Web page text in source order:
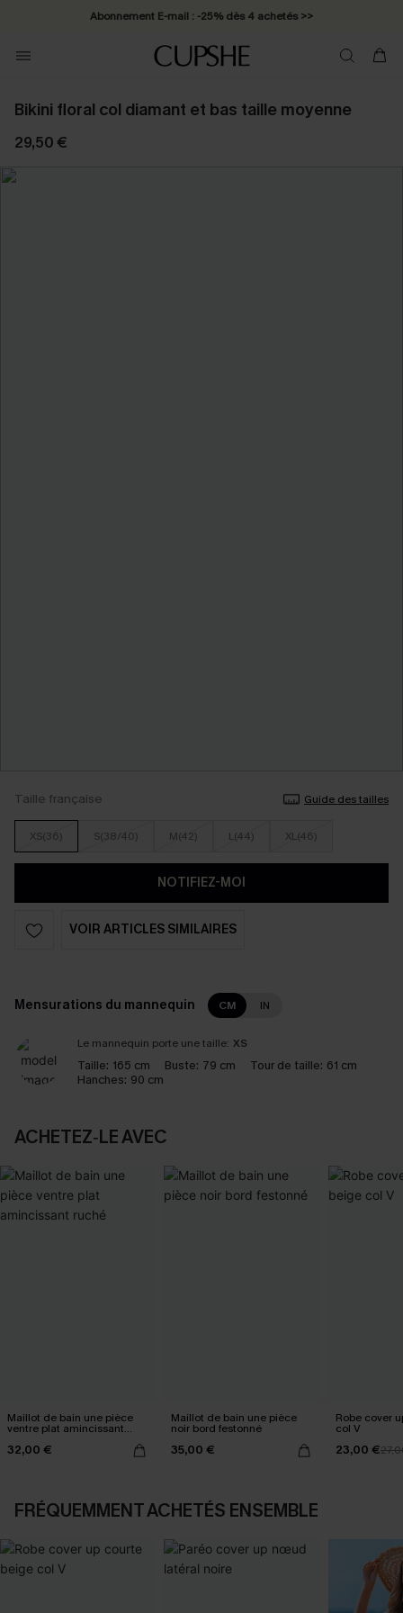
Abonnement E-mail : -25% dès 4 achetés >>
Bikini floral col diamant et bas taille moyenne
29,50 €
Taille française Guide des tailles
XS(36) S(38/40) M(42) L(44) XL(46)
NOTIFIEZ-MOI
VOIR ARTICLES SIMILAIRES
Mensurations du mannequin CM IN
Le mannequin porte une taille: XS
Taille: 165 cm Buste: 79 cm Tour de taille: 61 cm
Hanches: 90 cm
ACHETEZ‑LE AVEC
Maillot de bain une pièce
ventre plat amincissant
32,00 €
Maillot de bain une pièce
noir bord festonné
35,00 €
Robe cover
col V
23,00 €
FRÉQUEMMENT ACHETÉS ENSEMBLE